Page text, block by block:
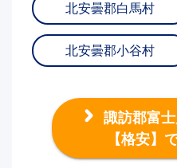
北安曇郡白馬村
北安曇郡小谷村
諏訪郡富
【格安】